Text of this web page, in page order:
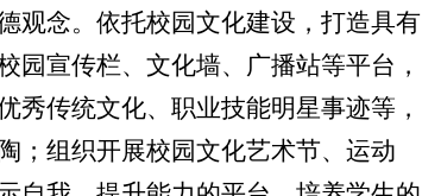
观念。依托校园文化建设，打造具有
园宣传栏、文化墙、广播站等平台，
秀传统文化、职业技能明星事迹等，
；组织开展校园文化艺术节、运动